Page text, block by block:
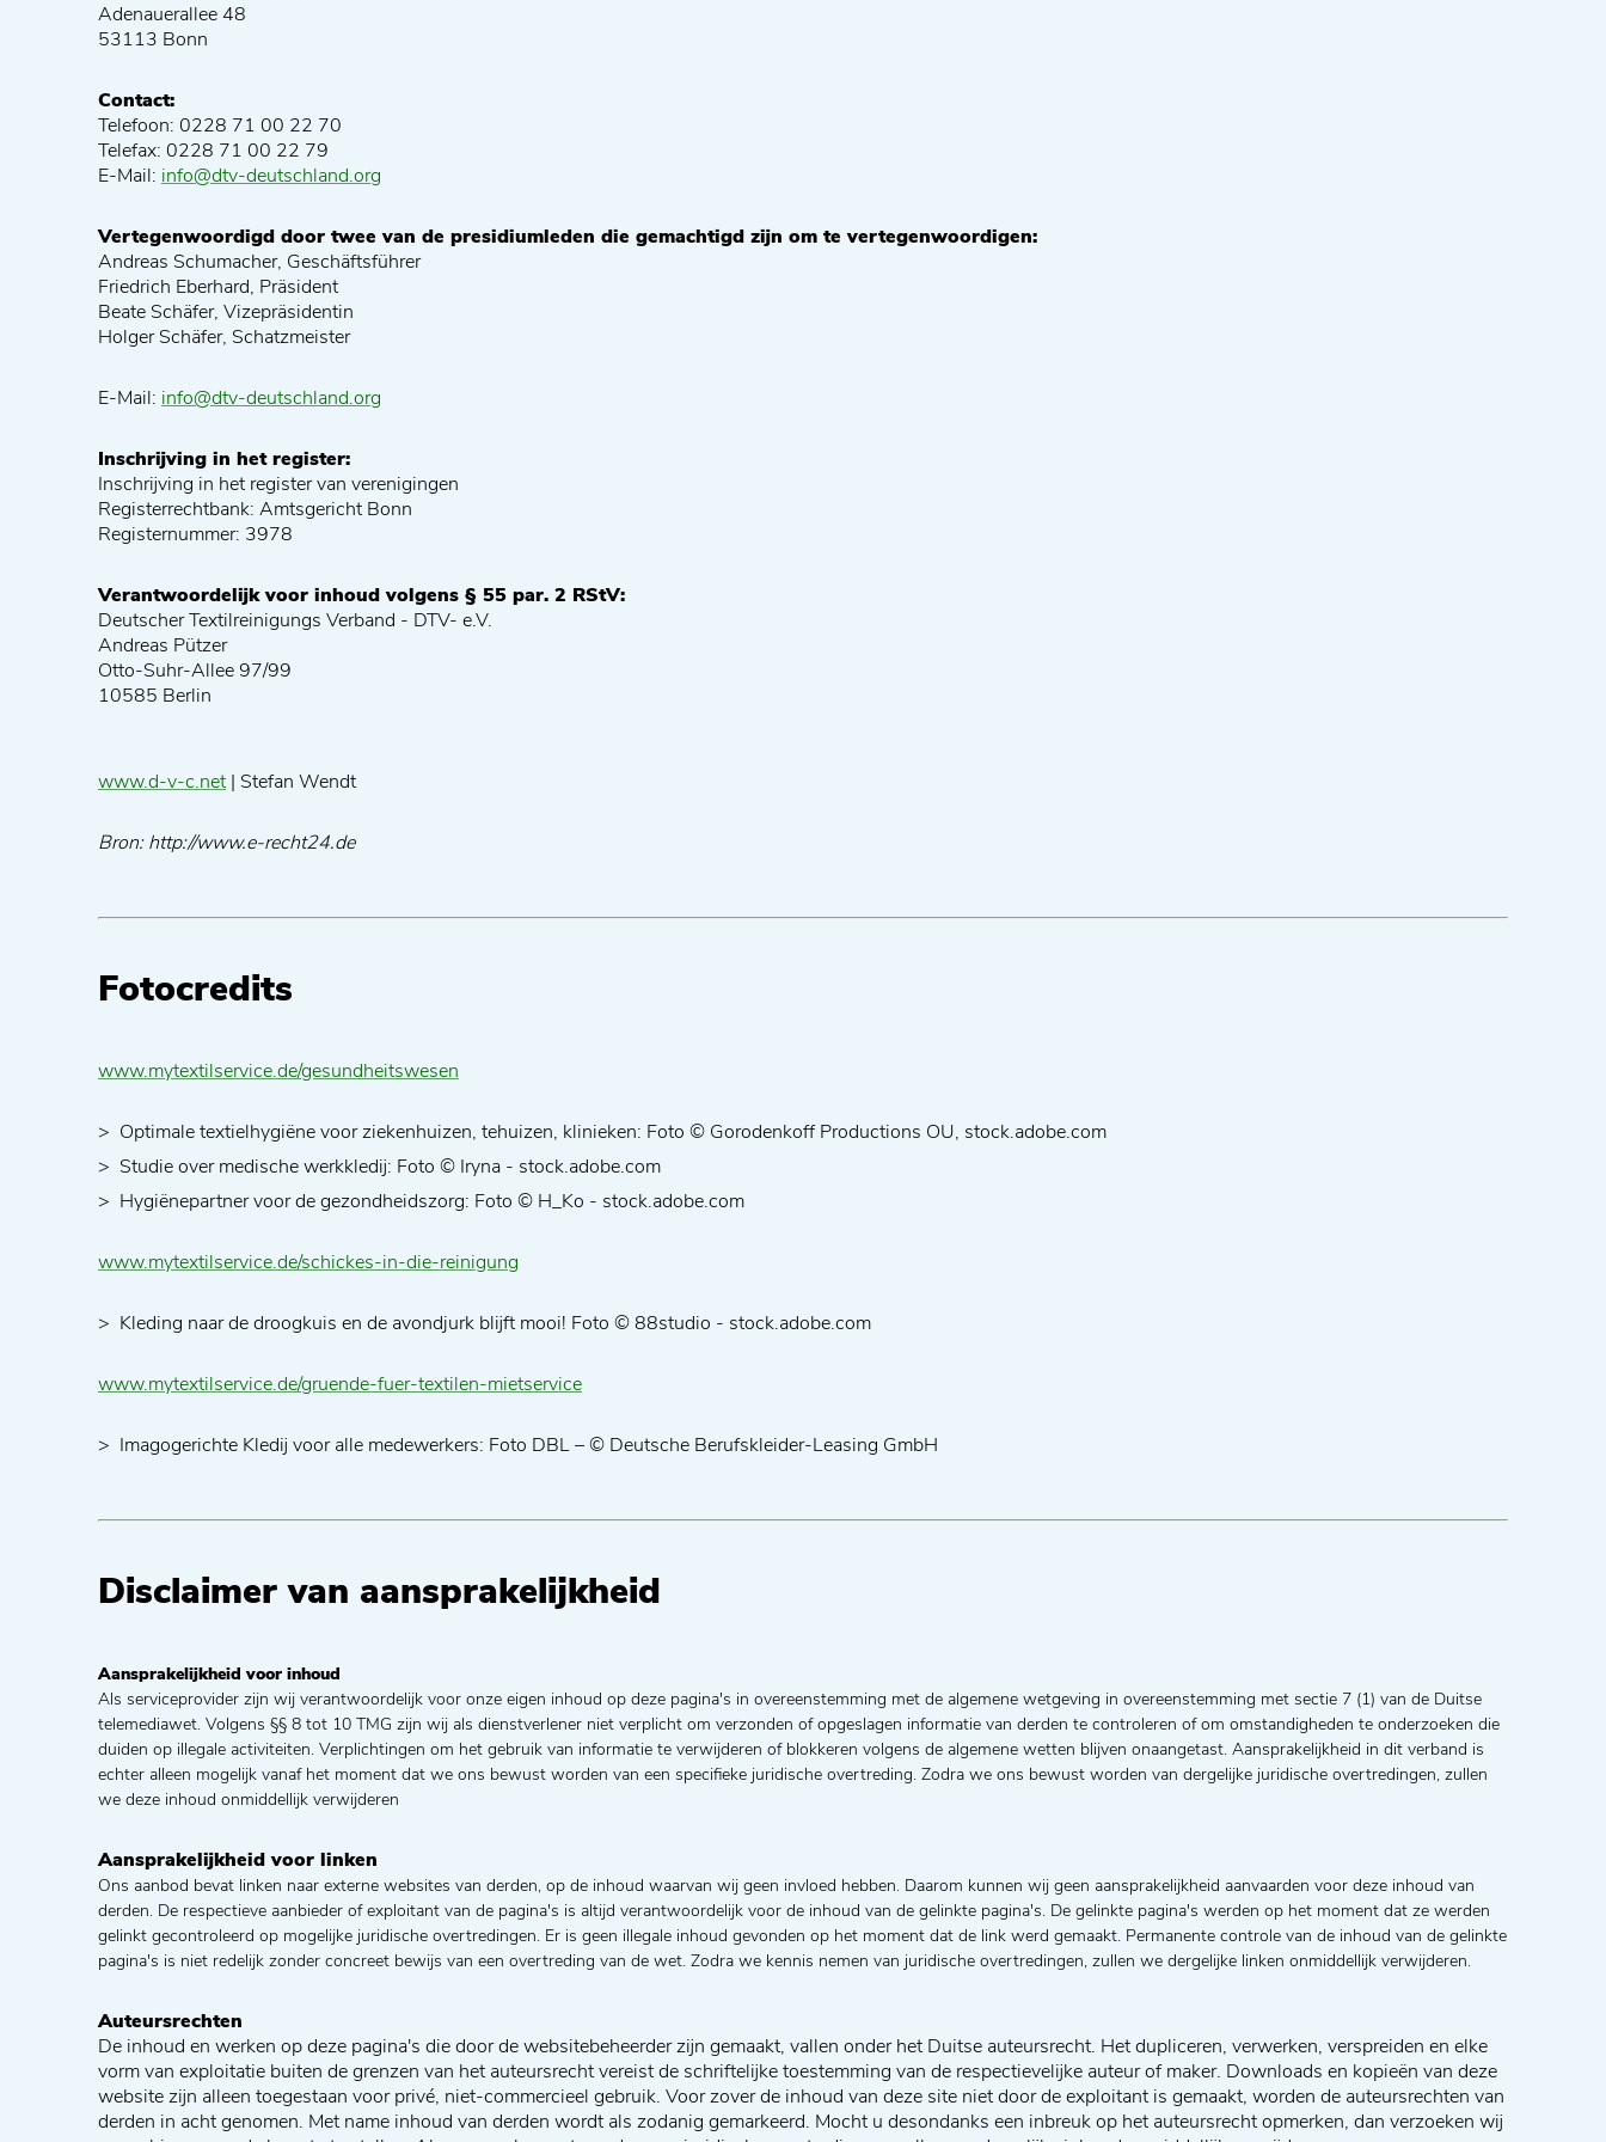
Adenauerallee 48
53113 Bonn
Contact:
Telefoon: 0228 71 00 22 70
Telefax: 0228 71 00 22 79
E-Mail: info@dtv-deutschland.org
Vertegenwoordigd door twee van de presidiumleden die gemachtigd zijn om te vertegenwoordigen:
Andreas Schumacher, Geschäftsführer
Friedrich Eberhard, Präsident
Beate Schäfer, Vizepräsidentin
Holger Schäfer, Schatzmeister
E-Mail: info@dtv-deutschland.org
Inschrijving in het register:
Inschrijving in het register van verenigingen
Registerrechtbank: Amtsgericht Bonn
Registernummer: 3978
Verantwoordelijk voor inhoud volgens § 55 par. 2 RStV:
Deutscher Textilreinigungs Verband - DTV- e.V.
Andreas Pützer
Otto-Suhr-Allee 97/99
10585 Berlin
www.d-v-c.net | Stefan Wendt
Bron: http://www.e-recht24.de
Fotocredits
www.mytextilservice.de/gesundheitswesen
Optimale textielhygiëne voor ziekenhuizen, tehuizen, klinieken: Foto © Gorodenkoff Productions OU, stock.adobe.com
Studie over medische werkkledij: Foto © Iryna - stock.adobe.com
Hygiënepartner voor de gezondheidszorg: Foto © H_Ko - stock.adobe.com
www.mytextilservice.de/schickes-in-die-reinigung
Kleding naar de droogkuis en de avondjurk blijft mooi! Foto © 88studio - stock.adobe.com
www.mytextilservice.de/gruende-fuer-textilen-mietservice
Imagogerichte Kledij voor alle medewerkers: Foto DBL – © Deutsche Berufskleider-Leasing GmbH
Disclaimer van aansprakelijkheid
Aansprakelijkheid voor inhoud
Als serviceprovider zijn wij verantwoordelijk voor onze eigen inhoud op deze pagina's in overeenstemming met de algemene wetgeving in overeenstemming met sectie 7 (1) van de Duitse
telemediawet. Volgens §§ 8 tot 10 TMG zijn wij als dienstverlener niet verplicht om verzonden of opgeslagen informatie van derden te controleren of om omstandigheden te onderzoeken die
duiden op illegale activiteiten. Verplichtingen om het gebruik van informatie te verwijderen of blokkeren volgens de algemene wetten blijven onaangetast. Aansprakelijkheid in dit verband is
echter alleen mogelijk vanaf het moment dat we ons bewust worden van een specifieke juridische overtreding. Zodra we ons bewust worden van dergelijke juridische overtredingen, zullen
we deze inhoud onmiddellijk verwijderen
Aansprakelijkheid voor linken
Ons aanbod bevat linken naar externe websites van derden, op de inhoud waarvan wij geen invloed hebben. Daarom kunnen wij geen aansprakelijkheid aanvaarden voor deze inhoud van
derden. De respectieve aanbieder of exploitant van de pagina's is altijd verantwoordelijk voor de inhoud van de gelinkte pagina's. De gelinkte pagina's werden op het moment dat ze werden
gelinkt gecontroleerd op mogelijke juridische overtredingen. Er is geen illegale inhoud gevonden op het moment dat de link werd gemaakt. Permanente controle van de inhoud van de gelinkte
pagina's is niet redelijk zonder concreet bewijs van een overtreding van de wet. Zodra we kennis nemen van juridische overtredingen, zullen we dergelijke linken onmiddellijk verwijderen.
Auteursrechten
De inhoud en werken op deze pagina's die door de websitebeheerder zijn gemaakt, vallen onder het Duitse auteursrecht. Het dupliceren, verwerken, verspreiden en elke
vorm van exploitatie buiten de grenzen van het auteursrecht vereist de schriftelijke toestemming van de respectievelijke auteur of maker. Downloads en kopieën van deze
website zijn alleen toegestaan ​​voor privé, niet-commercieel gebruik. Voor zover de inhoud van deze site niet door de exploitant is gemaakt, worden de auteursrechten van
derden in acht genomen. Met name inhoud van derden wordt als zodanig gemarkeerd. Mocht u desondanks een inbreuk op het auteursrecht opmerken, dan verzoeken wij